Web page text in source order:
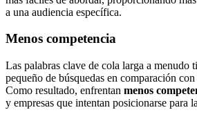
a una audiencia específica.
Menos competencia
Las palabras clave de cola larga a menudo
pequeño de búsquedas en comparación
Como resultado, enfrentan menos
y empresas que intentan posicionarse para